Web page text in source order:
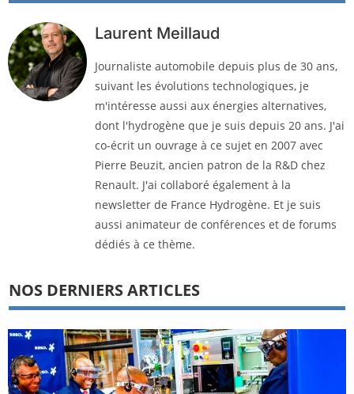
Laurent Meillaud
Journaliste automobile depuis plus de 30 ans,
suivant les évolutions technologiques, je
m'intéresse aussi aux énergies alternatives,
dont l'hydrogène que je suis depuis 20 ans. J'ai
co-écrit un ouvrage à ce sujet en 2007 avec
Pierre Beuzit, ancien patron de la R&D chez
Renault. J'ai collaboré également à la
newsletter de France Hydrogène. Et je suis
aussi animateur de conférences et de forums
dédiés à ce thème.
NOS DERNIERS ARTICLES